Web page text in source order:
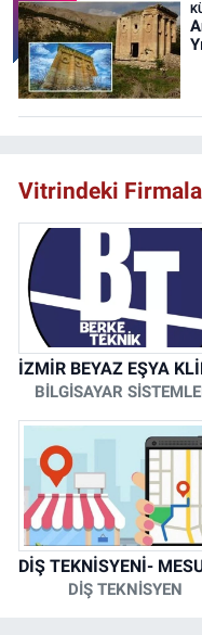
Vitrindeki
BİLGİSAYAR
DİŞ TEKNİSYEN